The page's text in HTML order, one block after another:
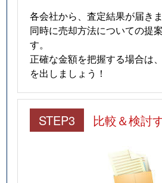
各会社から、査定結果が届きま
同時に売却方法についての提
す。
正確な金額を把握する場合は
を出しましょう！
STEP3 比較＆検討